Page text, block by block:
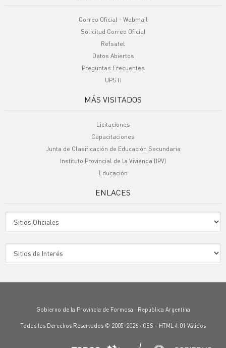
Correo Oficial - Webmail
Solicitud Correo Oficial
Refsatel
Datos Abiertos
Preguntas Frecuentes
UPSTI
MÁS VISITADOS
Licitaciones
Capacitaciones
Junta de Clasificación de Educación Secundaria
Instituto Provincial de la Vivienda (IPV)
Educación
ENLACES
Gobierno de la Provincia de Formosa · República Argentina
Todos los Derechos Reservados © 2005-2026 · CSS - HTML 4.01 Válidos